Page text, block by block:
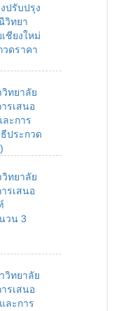
ปรับปรุง
วิทยา
ชียงใหม่
วดราคา
ทยาลัย
รเสนอ
ะการ
ประกวด
ทยาลัย
รเสนอ
วน 3
วิทยาลัย
รเสนอ
ละการ